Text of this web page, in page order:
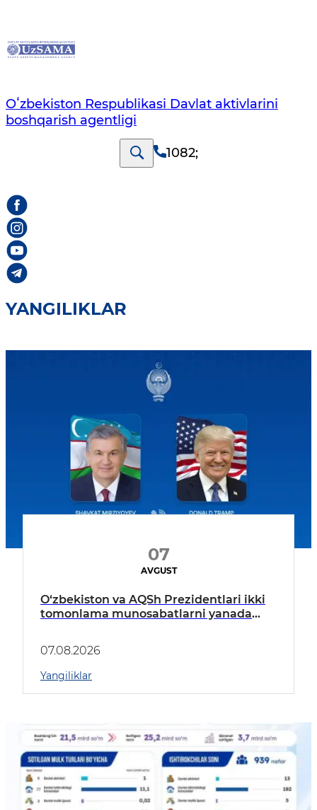
Oʻzbekiston Respublikasi Davlat aktivlarini
boshqarish agentligi
1082;
YANGILIKLAR
07
AVGUST
O‘zbekiston va AQSh Prezidentlari ikki
tomonlama munosabatlarni yanada
07.08.2026
Yangiliklar